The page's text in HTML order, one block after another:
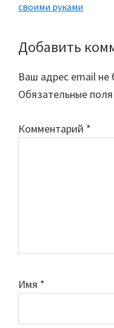
своими руками
Reader
Interactions
Добавить
Ваш адрес email не
Обязательные
Комментарий *
Имя *